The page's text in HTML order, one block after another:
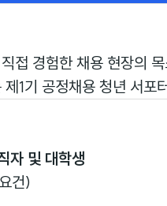
접 경험한 채용 현장의
1기 공정채용 청년 서포
자 및 대학생
건)